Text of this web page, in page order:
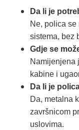
Da li je
Ne, polica
sistema, bez
Gdje se
Namijenjena
kabine i
Da li je
Da, metalna
završnicom
uslovima.